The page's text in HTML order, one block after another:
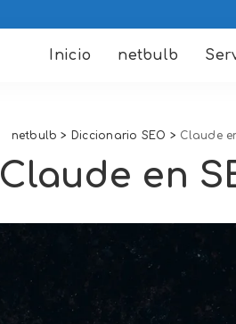
Inicio netbulb
netbulb > Diccionario SEO > Claude
Claude en